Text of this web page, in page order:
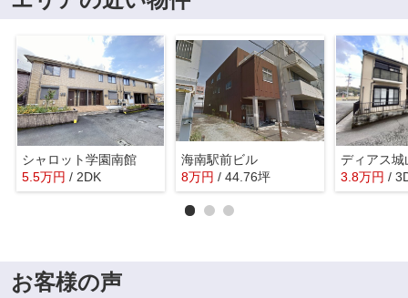
シャロット学園南館
5.5万円 / 2DK
海南駅前ビル
8万円 / 44.76坪
ディアス城
3.8万円 /
お客様の声